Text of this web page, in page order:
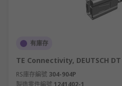
有庫存
TE Connectivity, DEUTSCH
RS庫存編號 304-904P
製造零件編號 1241402-1